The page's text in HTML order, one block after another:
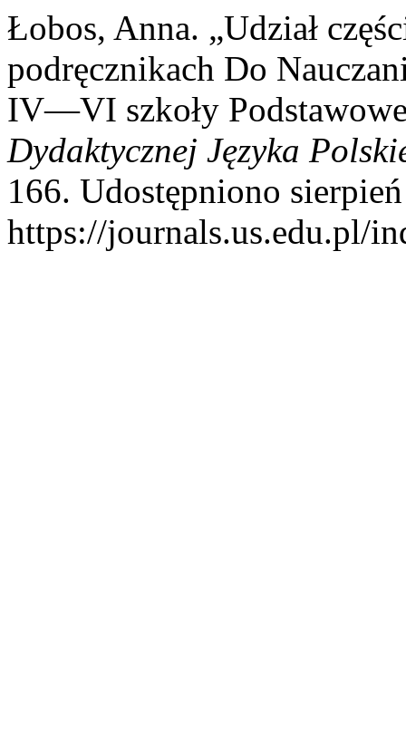
Łobos, Anna. „Udział
podręcznikach Do
IV—VI szkoły
Dydaktycznej Języka
166. Udostępniono
https://journals.us.edu.pl/